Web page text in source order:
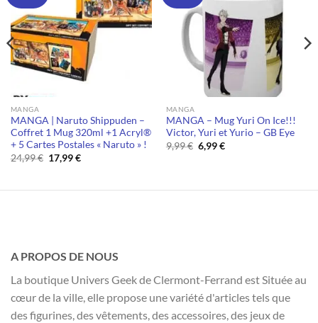
MANGA
MANGA | Naruto Shippuden –
Coffret 1 Mug 320ml +1 Acryl®
+ 5 Cartes Postales « Naruto » !
24,99€ Le
prix
24,99 €.
17,99€Le
17,99 €.
MANGA
MANGA – Mug Yuri On Ice!!!
Victor, Yuri et Yurio – GB Eye
9,99€ Le
prix
6,99€Le
A PROPOS DE NOUS
La boutique Univers Geek de Clermont-Ferrand est Située au
cœur de la ville, elle propose une variété d'articles tels que
des figurines, des vêtements, des accessoires, des jeux de